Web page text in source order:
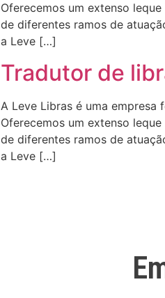
Oferecemos um extenso
de diferentes ramos de
a Leve […]
Tradutor de
A Leve Libras é uma
Oferecemos um extenso
de diferentes ramos de
a Leve […]